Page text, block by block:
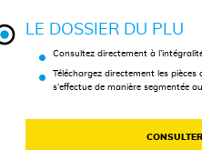
LE DOSSIER DU PLU
Consultez directement à
Téléchargez directement les
s’effectue de manière segmentée